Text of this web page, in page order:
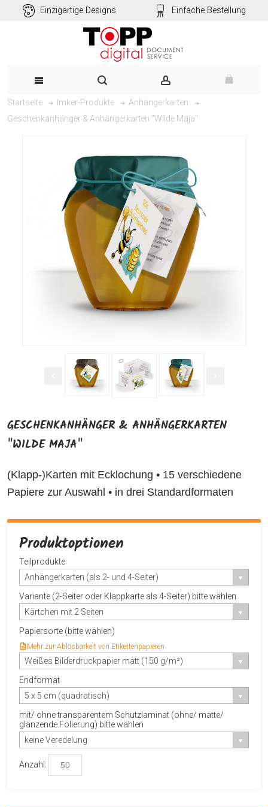
Einzigartige Designs Einfache Bestellung
Startseite Imker-Produkte
Anhängerkarten
Geschenkanhänger & Anhängerkarten "Wilde Maja"
GESCHENKANHÄNGER & ANHÄNGERKARTEN
"WILDE MAJA"
(Klapp-)Karten mit Ecklochung • 15 verschiedene
Papiere zur Auswahl • in drei Standardformaten
Produktoptionen
Teilprodukte
Anhängerkarten (als 2- und 4-Seiter)
Variante (2-Seiter oder Klappkarte als 4-Seiter) bitte wählen
Kärtchen mit 2 Seiten
Papiersorte (bitte wählen)
Mehr zur Ablösbarkeit von Etikettenpapieren
Weißes Bilderdruckpapier matt (150 g/m²)
Endformat
5 x 5 cm (quadratisch)
mit/ ohne transparentem Schutzlaminat (ohne/ matte/
glänzende Folierung) bitte wählen
keine Veredelung
Anzahl: